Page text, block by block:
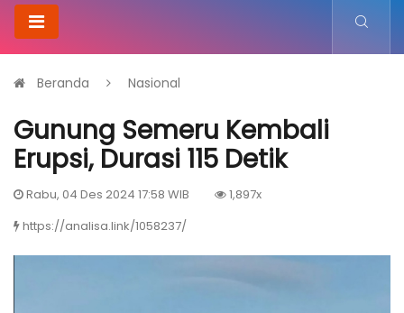
Beranda Nasional
Gunung Semeru Kembali
Erupsi, Durasi 115 Detik
Rabu, 04 Des 2024 17:58 WIB
1,897x
https://analisa.link/1058237/